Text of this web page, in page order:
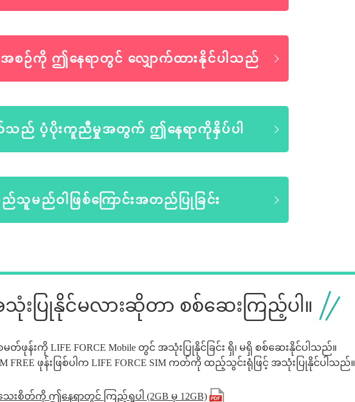
အစဉ်ကို ဤနေရာတွင် လျှောက်ထားနိုင်ပါသည်
သည် ပံ့ပိုးကူညီမှုအတွက် ဤနေရာကိုနှိပ်ပါ
သူမည်ဝါဖြစ်ကြောင်းအတည်ပြုခြင်း
းပြုနိုင်မလားဆိုတာ စစ်ဆေးကြည့်ပါ။
းကို LIFE FORCE Mobile တွင် အသုံးပြုနိုင်ခြင်း ရှိ၊ မရှိ စစ်ဆေးနိုင်ပါသည်။
FREE ဖုန်းဖြစ်ပါက LIFE FORCE SIM ကတ်ကို ထည့်သွင်းရုံဖြင့် အသုံးပြုနိုင်ပါသည်။
းစိတ်ကို ဤနေရာတွင် ကြည့်ရှုပါ (2GB မှ 12GB)